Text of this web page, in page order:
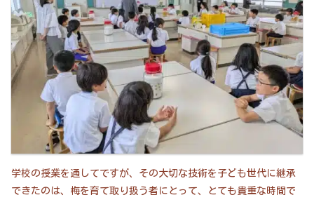
学校の授業を通してですが、その大切な技術を子ども世代に継承
できたのは、梅を育て取り扱う者にとって、とても貴重な時間で